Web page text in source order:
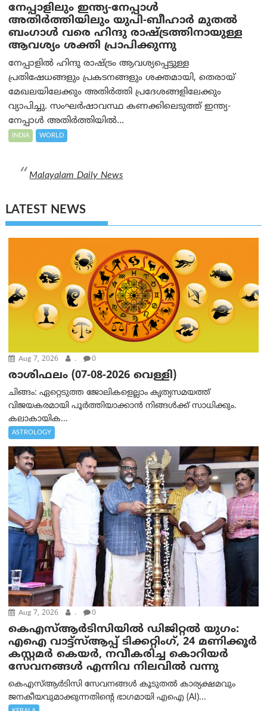
നേപ്പാളിലും ഇന്ത്യ-നേപ്പാൾ
അതിർത്തിയിലും യുപി-ബീഹാർ മുതൽ
ബംഗാൾ വരെ ഹിന്ദു രാഷ്ട്രത്തിനായുള്ള
ആവശ്യം ശക്തി പ്രാപിക്കുന്നു
നേപ്പാളിൽ ഹിന്ദു രാഷ്ട്രം ആവശ്യപ്പെട്ടുള്ള
പ്രതിഷേധങ്ങളും പ്രകടനങ്ങളും ശക്തമായി, തെരായ്
മേഖലയിലേക്കും അതിർത്തി പ്രദേശങ്ങളിലേക്കും
വ്യാപിച്ചു. സംഘർഷാവസ്ഥ കണക്കിലെടുത്ത് ഇന്ത്യ-
നേപ്പാൾ അതിർത്തിയിൽ...
INDIA WORLD
Malayalam Daily News
LATEST NEWS
Aug 7, 2026 . 0
രാശിഫലം (07-08-2026 വെള്ളി)
ചിങ്ങം: ഏറ്റെടുത്ത ജോലികളെല്ലാം കൃത്യസമയത്ത്
വിജയകരമായി പൂര്‍ത്തിയാക്കാന്‍ നിങ്ങള്‍ക്ക് സാധിക്കും.
കലാകായിക...
ASTROLOGY
Aug 7, 2026 . 0
കെഎസ്ആർടിസിയിൽ ഡിജിറ്റൽ യുഗം:
എഐ വാട്ട്‌സ്ആപ്പ് ടിക്കറ്റിംഗ്, 24 മണിക്കൂർ
കസ്റ്റമർ കെയർ, നവീകരിച്ച കൊറിയർ
സേവനങ്ങൾ എന്നിവ നിലവിൽ വന്നു
കെഎസ്ആർടിസി സേവനങ്ങൾ കൂടുതൽ കാര്യക്ഷമവും
ജനകീയവുമാക്കുന്നതിന്റെ ഭാഗമായി എഐ (AI)...